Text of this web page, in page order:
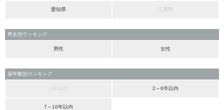
愛知県
男女別ランキング
男性 女性
築年数別ランキング
1年以内 2～6年以内
7～10年以内